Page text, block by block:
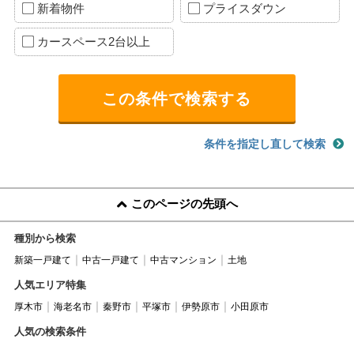
新着物件 プライスダウン
カースペース2台以上
条件を指定し直して検索
このページの先頭へ
種別から検索
新築一戸建て 中古一戸建て 中古マンション 土地
人気エリア特集
厚木市 海老名市 秦野市 平塚市 伊勢原市 小田原市
人気の検索条件